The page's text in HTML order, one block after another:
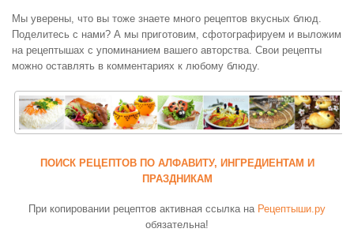
Мы уверены, что вы тоже знаете много рецептов вкусных блюд.
Поделитесь с нами? А мы приготовим, сфотографируем и выложим
на рецептышах с упоминанием вашего авторства. Свои рецепты
можно оставлять в комментариях к любому блюду.
ПОИСК РЕЦЕПТОВ ПО АЛФАВИТУ, ИНГРЕДИЕНТАМ И
ПРАЗДНИКАМ
При копировании рецептов активная ссылка на Рецептыши.ру
обязательна!